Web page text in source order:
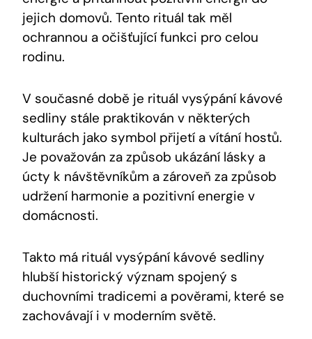
jejich domovů. Tento rituál tak měl
ochrannou a očišťující funkci pro celou
rodinu.
V současné době je rituál vysýpání kávové
sedliny stále praktikován v některých
kulturách jako symbol přijetí a vítání hostů.
Je považován za způsob ukázání lásky a
úcty k návštěvníkům a zároveň za způsob
udržení harmonie a pozitivní energie v
domácnosti.
Takto má rituál vysýpání kávové sedliny
hlubší historický význam spojený s
duchovními tradicemi a pověrami, které se
zachovávají i v moderním světě.